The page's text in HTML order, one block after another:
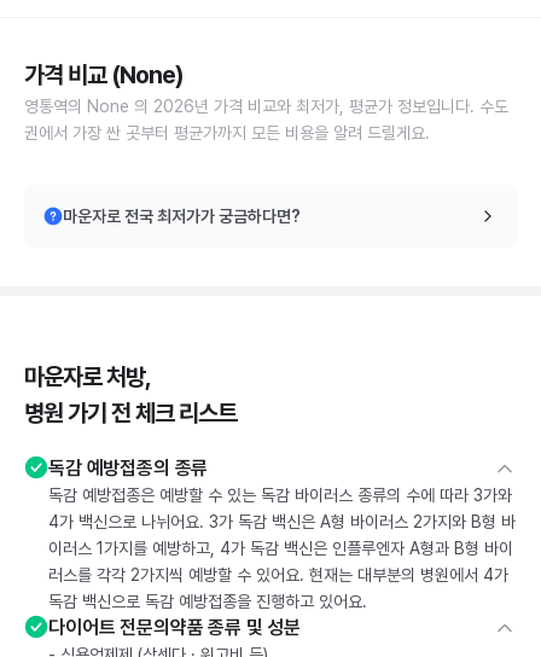
가격 비교 (None)
영통역의 None 의 2026년 가격 비교와 최저가, 평균가 정보입니다. 수도
권에서 가장 싼 곳부터 평균가까지 모든 비용을 알려 드릴게요.
마운자로 전국 최저가가 궁금하다면?
마운자로 처방,
병원 가기 전 체크 리스트
독감 예방접종의 종류
독감 예방접종은 예방할 수 있는 독감 바이러스 종류의 수에 따라 3가와
4가 백신으로 나뉘어요. 3가 독감 백신은 A형 바이러스 2가지와 B형 바
이러스 1가지를 예방하고, 4가 독감 백신은 인플루엔자 A형과 B형 바이
러스를 각각 2가지씩 예방할 수 있어요. 현재는 대부분의 병원에서 4가
독감 백신으로 독감 예방접종을 진행하고 있어요.
다이어트 전문의약품 종류 및 성분